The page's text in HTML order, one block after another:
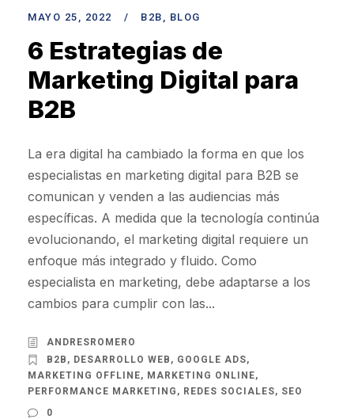
MAYO 25, 2022 / B2B , BLOG
6 Estrategias de
Marketing Digital para
B2B
La era digital ha cambiado la forma en que los
especialistas en marketing digital para B2B se
comunican y venden a las audiencias más
específicas. A medida que la tecnología continúa
evolucionando, el marketing digital requiere un
enfoque más integrado y fluido. Como
especialista en marketing, debe adaptarse a los
cambios para cumplir con las...
ANDRESROMERO
B2B , DESARROLLO WEB , GOOGLE ADS,
MARKETING OFFLINE, MARKETING ONLINE,
PERFORMANCE MARKETING , REDES SOCIALES, SEO
0